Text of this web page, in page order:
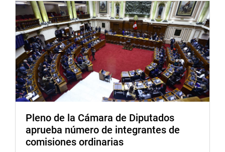
proponía crear la dirección general de comunidades
campesinas, nativas y pueblos indígenas u originarios; y
el programa de desarrollo económico de comunidades
campesinas, nativas y pueblos indígenas u originarios en
el organigrama del Ministerio de Desarrollo Agrario y
Riego.
Por otro lado, se presentaron el viceministro de Gestión
Ambiental, Mariano Castro Sánchez-Moreno, y el
respondieron las preguntas de los congresistas sobre el
estado actualizado de la ejecución del plan de cierre de
minas, de las unidades Mineras Apumayo, Breapampa,
Pleno de la Cámara de Diputados
aprueba número de integrantes de
comisiones ordinarias